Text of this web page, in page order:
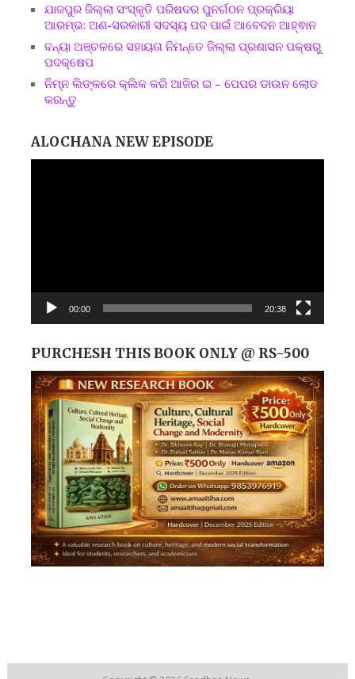
ଯାଜପୁର ଜିଲ୍ଲା ସଂସ୍କୃତି ପରିଷଦର ପୁନର୍ଗଠନ ପ୍ରକ୍ରିୟା
ଆରମ୍ଭ: ଅଣ-ସରକାରୀ ସଦସ୍ୟ ପଦ ପାଇଁ ଆବେଦନ ଆହ୍ଵାନ
ବନ୍ୟା ଅଞ୍ଚଳରେ ସହାୟତା ନିମନ୍ତେ ଜିଲ୍ଲା ପ୍ରଶାସନ ପକ୍ଷରୁ
ପଦକ୍ଷେପ
ନିମ୍ନ ଲିଙ୍କରେ କ୍ଲିକ କରି ଆଜିର ଇ – ପେପର ଡାଉନ ଲୋଡ
କରନ୍ତୁ
ALOCHANA NEW EPISODE
00:00 20:38
PURCHESH THIS BOOK ONLY @ RS-500